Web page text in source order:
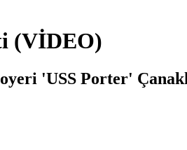
(VİDEO)
'USS Porter'